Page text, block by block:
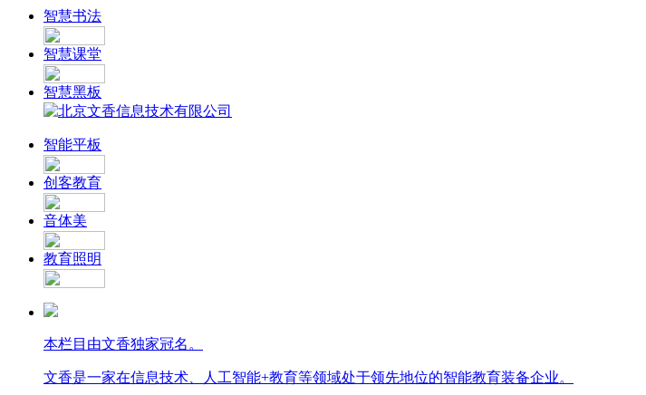
智慧书法
智慧课堂
智慧黑板
智能平板
创客教育
音体美
教育照明
本栏目由文香独家冠名。
文香是一家在信息技术、人工智能+教育等领域处于领先地位的智能教育装备企业。